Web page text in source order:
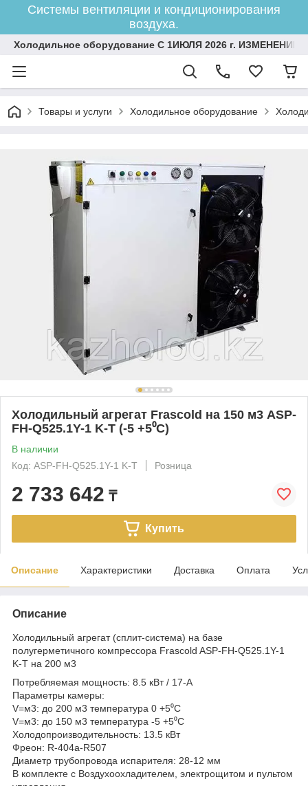
Системы вентиляции и кондиционирования
воздуха.
Холодильное оборудование С 1ИЮЛЯ 2026 г.
Товары и услуги Холодильное оборудование
Холодильный агрегат Frascold на 150 м3 ASP-
FH-Q525.1Y-1 K-T (-5 +5⁰С)
В наличии
Код: ASP-FH-Q525.1Y-1 K-T
Розница
2 733 642 ₸
Купить
Описание Характеристики Доставка Оплата
Описание
Холодильный агрегат (сплит-система) на базе
полугерметичного компрессора Frascold ASP-FH-Q525.1Y-1
K-T на 200 м3
Потребляемая мощность: 8.5 кВт / 17-A
Параметры камеры:
V=м3: до 200 м3 температура 0 +5⁰С
V=м3: до 150 м3 температура -5 +5⁰С
Холодопроизводительность: 13.5 кВт
Фреон: R-404a-R507
Диаметр трубопровода испарителя: 28-12 мм
В комплекте с Воздухоохладителем, электрощитом и пультом